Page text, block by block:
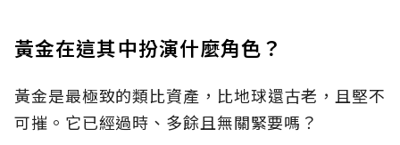
黃金在這其中扮演什麼角色？
黃金是最極致的類比資產，比地球還古老，且堅不
可摧。它已經過時、多餘且無關緊要嗎？